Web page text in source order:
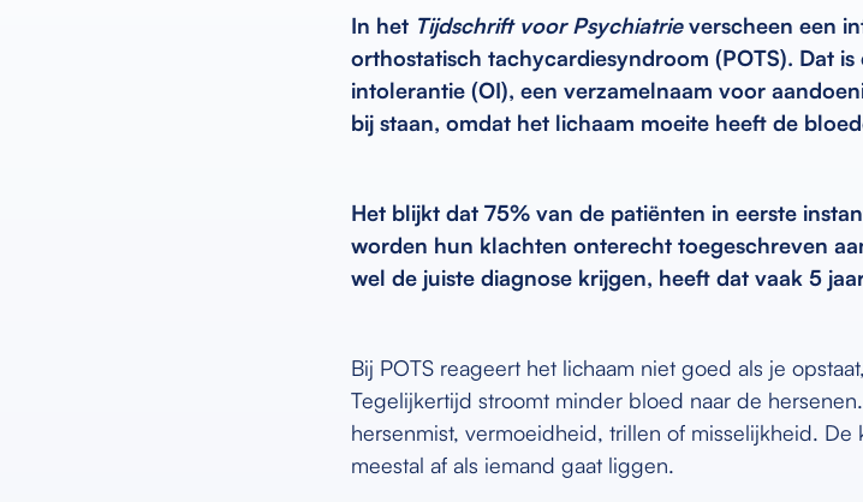
In het Tijdschrift voor Psychiatrieverscheen een
orthostatisch tachycardiesyndroom (POTS). Dat
intolerantie (OI), een verzamelnaam voor
bij staan, omdat het lichaam moeite heeft de
Het blijkt dat 75% van de patiënten in eerste
worden hun klachten onterecht toegeschreven
wel de juiste diagnose krijgen, heeft dat vaak 5
Bij POTS reageert het lichaam niet goed als je
Tegelijkertijd stroomt minder bloed naar de
hersenmist, vermoeidheid, trillen of misselijkheid.
meestal af als iemand gaat liggen.